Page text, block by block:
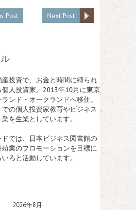
Next Post
Post
投資で、お金と時間に縛られ
個人投資家。2013年10月に東京
ンド・オークランドへ移住。
の個人投資家教育やビジネス
を生業としています。
では、日本ビジネス図書館の
業のプロモーションを目標に
ろと活動しています。
2026年8月